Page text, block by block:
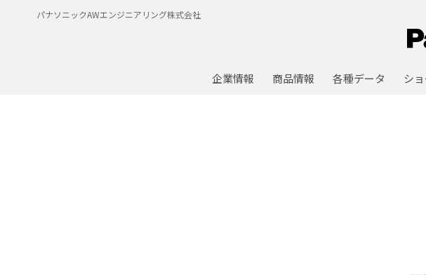
パナソニックAWエンジニアリング株式会社
企業情報 商品情報 各種データ シ